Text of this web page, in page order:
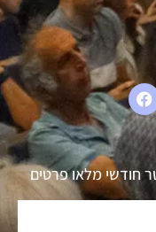
חודשי מלאו פרטים